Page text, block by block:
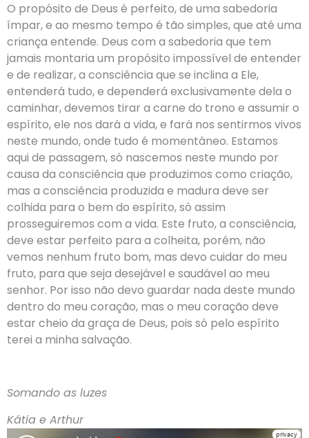
O propósito de Deus é perfeito, de uma sabedoria
ímpar, e ao mesmo tempo é tão simples, que até uma
criança entende. Deus com a sabedoria que tem
jamais montaria um propósito impossível de entender
e de realizar, a consciência que se inclina a Ele,
entenderá tudo, e dependerá exclusivamente dela o
caminhar, devemos tirar a carne do trono e assumir o
espírito, ele nos dará a vida, e fará nos sentirmos vivos
neste mundo, onde tudo é momentâneo. Estamos
aqui de passagem, só nascemos neste mundo por
causa da consciência que produzimos como criação,
mas a consciência produzida e madura deve ser
colhida para o bem do espírito, só assim
prosseguiremos com a vida. Este fruto, a consciência,
deve estar perfeito para a colheita, porém, não
vemos nenhum fruto bom, mas devo cuidar do meu
fruto, para que seja desejável e saudável ao meu
senhor. Por isso não devo guardar nada deste mundo
dentro do meu coração, mas o meu coração deve
estar cheio da graça de Deus, pois só pelo espírito
terei a minha salvação.
Somando as luzes
Kátia e Arthur